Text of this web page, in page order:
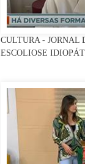
CULTURA - JORNAL
ESCOLIOSE